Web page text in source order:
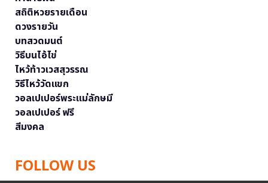
สถิติหวยรายเดือน
ดวงรายวัน
บทสวดมนต์
วิธีบนไอ้ไข่
ไหว้ท้าวเวสสุวรรณ
วิธีไหว้วัดแขก
วอลเปเปอร์พระแม่ลักษมี
วอลเปเปอร์ ฟรี
สีมงคล
FOLLOW US